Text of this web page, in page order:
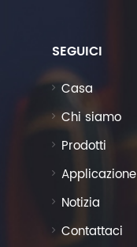
SEGUICI
Casa
Chi siamo
Prodotti
Applicazione
Notizia
Contattaci